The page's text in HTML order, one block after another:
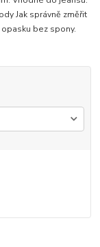
Jak správně změřit
bez spony.